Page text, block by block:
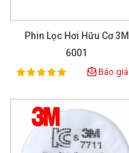
Phin Lọc Hơi Hữu Cơ 3M
6001
Rating:
100% Báo giá